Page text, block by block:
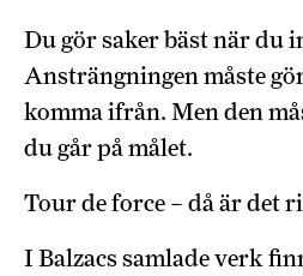
Du gör saker bäst när du
Ansträngningen måste
komma ifrån. Men den
du går på målet.
Tour de force – då är det
I Balzacs samlade verk